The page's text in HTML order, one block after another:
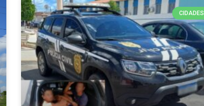
CIDADES